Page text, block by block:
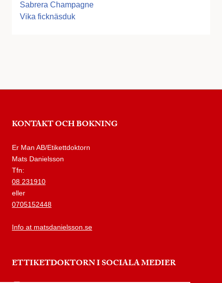
Sabrera Champagne
Vika ficknäsduk
KONTAKT OCH BOKNING
Er Man AB/Etikettdoktorn
Mats Danielsson
Tfn:
08 231910
eller
0705152448
Info at matsdanielsson.se
ETTIKETDOKTORN I SOCIALA MEDIER